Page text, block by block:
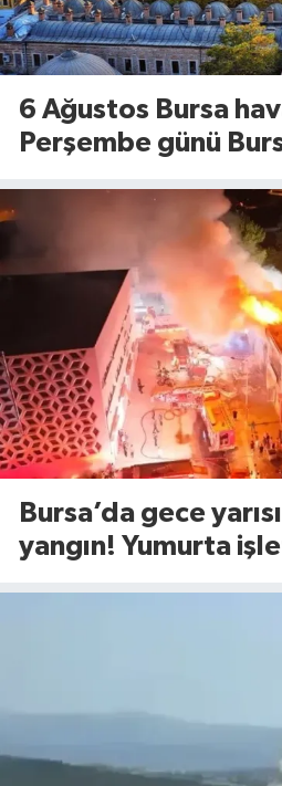
6 Ağustos Bursa
Perşembe günü
Bursa’da gece
yangın! Yumurta